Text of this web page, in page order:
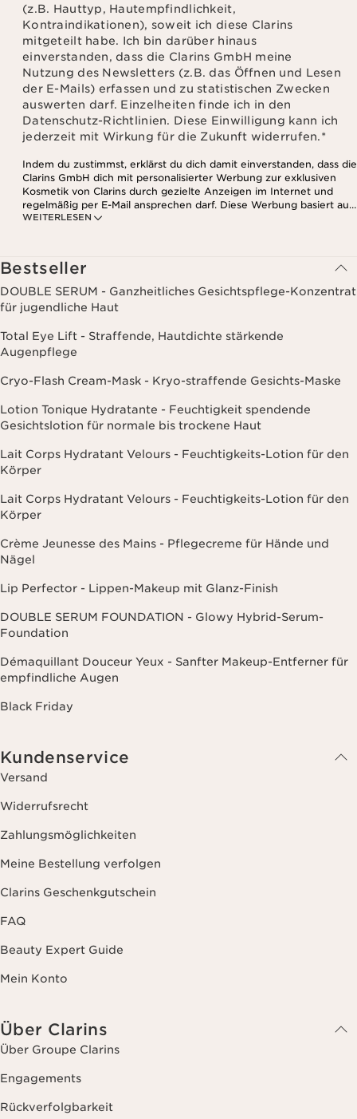
(z.B. Hauttyp, Hautempfindlichkeit,
Kontraindikationen), soweit ich diese Clarins
mitgeteilt habe. Ich bin darüber hinaus
einverstanden, dass die Clarins GmbH meine
Nutzung des Newsletters (z.B. das Öffnen und Lesen
der E-Mails) erfassen und zu statistischen Zwecken
auswerten darf. Einzelheiten finde ich in den
Datenschutz-Richtlinien. Diese Einwilligung kann ich
jederzeit mit Wirkung für die Zukunft widerrufen.*
WEITERLESEN
Indem du zustimmst, erklärst du dich damit einverstanden, dass die
Clarins GmbH dich mit personalisierter Werbung zur exklusiven
Kosmetik von Clarins durch gezielte Anzeigen im Internet und
regelmäßig per E-Mail ansprechen darf. Diese Werbung basiert auf
den Daten, die bei deinem Kontakt mit Clarins anfallen,
mitgeteilt hast. Außerdem stimmst du zu, dass die Clarins GmbH
dein Nutzungsverhalten im Zusammenhang mit dem Newsletter
(z.B. das Öffnen und Lesen der E-Mails) erfassen und zu
statistischen Zwecken auswerten darf. Weitere Informationen
findest du in den Datenschutz-Richtlinien. Diese Einwilligung
Bestseller
DOUBLE SERUM - Ganzheitliches Gesichtspflege-Konzentrat
für jugendliche Haut
Total Eye Lift - Straffende, Hautdichte stärkende
Augenpflege
Cryo-Flash Cream-Mask - Kryo-straffende Gesichts-Maske
Lotion Tonique Hydratante - Feuchtigkeit spendende
Gesichtslotion für normale bis trockene Haut
Lait Corps Hydratant Velours - Feuchtigkeits-Lotion für den
Körper
Lait Corps Hydratant Velours - Feuchtigkeits-Lotion für den
Körper
Crème Jeunesse des Mains - Pflegecreme für Hände und
Nägel
Lip Perfector - Lippen-Makeup mit Glanz-Finish
DOUBLE SERUM FOUNDATION - Glowy Hybrid-Serum-
Foundation
Démaquillant Douceur Yeux - Sanfter Makeup-Entferner für
empfindliche Augen
Black Friday
Kundenservice
Versand
Widerrufsrecht
Zahlungsmöglichkeiten
Meine Bestellung verfolgen
Clarins Geschenkgutschein
FAQ
Beauty Expert Guide
Mein Konto
Über Clarins
Über Groupe Clarins
Engagements
Rückverfolgbarkeit